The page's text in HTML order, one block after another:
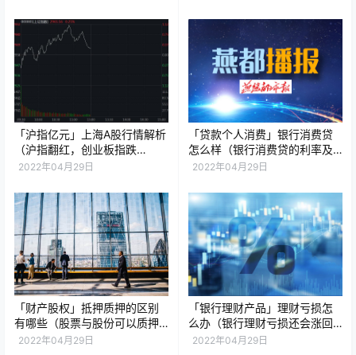
「沪指亿元」上海A股行情解析
（沪指翻红，创业板指跌
1.42%）
2022年04月29日
「贷款个人消费」银行消费贷
怎么样（银行消费贷的利率及
陷阱详解）
2022年04月29日
「财产股权」抵押质押的区别
有哪些（股票与股份可以质押
吗）
2022年04月29日
「银行理财产品」理财亏损怎
么办（银行理财亏损还会涨回
来吗）
2022年04月29日